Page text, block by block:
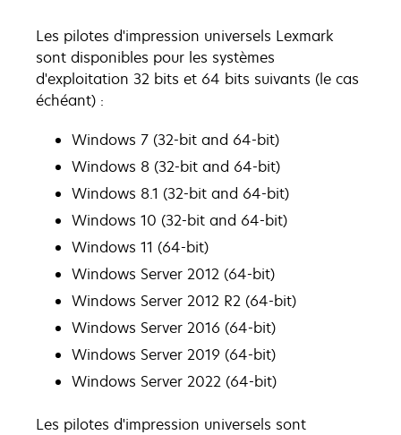
Les pilotes d'impression universels Lexmark
sont disponibles pour les systèmes
d'exploitation 32 bits et 64 bits suivants (le cas
échéant) :
Windows 7 (32-bit and 64-bit)
Windows 8 (32-bit and 64-bit)
Windows 8.1 (32-bit and 64-bit)
Windows 10 (32-bit and 64-bit)
Windows 11 (64-bit)
Windows Server 2012 (64-bit)
Windows Server 2012 R2 (64-bit)
Windows Server 2016 (64-bit)
Windows Server 2019 (64-bit)
Windows Server 2022 (64-bit)
Les pilotes d'impression universels sont